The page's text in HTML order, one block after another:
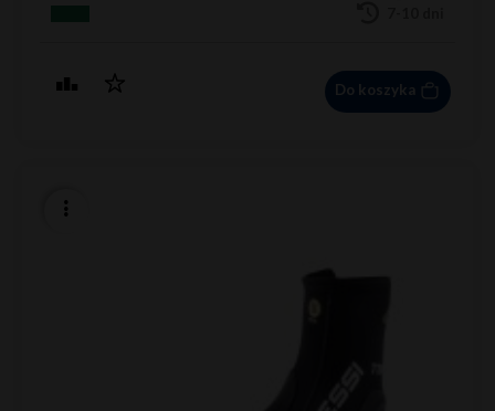
Do koszyka